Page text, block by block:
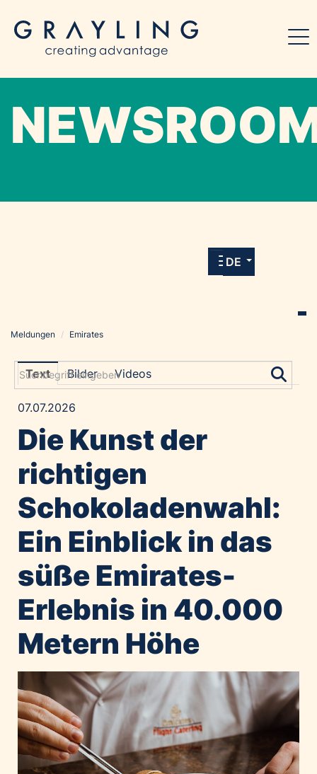
allen Meldungen und Downloads unserer
DE
Grayling Agentur
Amadeus Austrian Music Awards
Constantia Flexibles
Costa Kreuzfahrten
Emirates
Expo 2025 Osaka
GE HealthCare
Home of Work
Huawei Consumer Business Group
JP Immobilien
JYSK
Kroatische Zentrale für Tourismus
List Holding Gruppe
Meldungen / Emirates
Text Bilder Videos
07.07.2026
Die Kunst der
richtigen
Schokoladenwahl:
Ein Einblick in das
süße Emirates-
Erlebnis in 40.000
Metern Höhe